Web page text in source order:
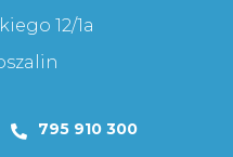
12/1a
795 910 300